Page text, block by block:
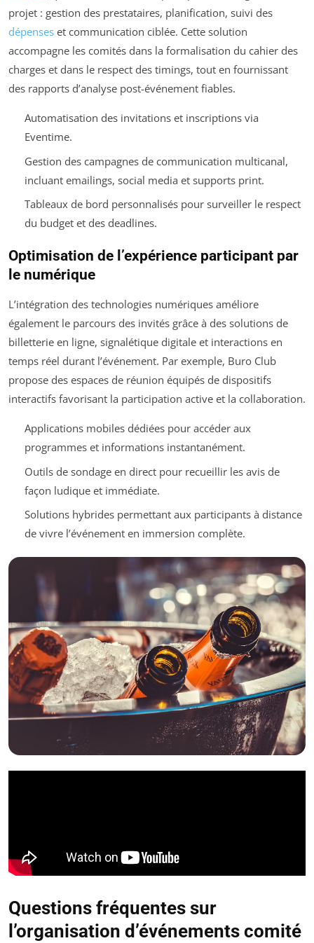
projet : gestion des prestataires, planification, suivi des
dépenses et communication ciblée. Cette solution
accompagne les comités dans la formalisation du cahier des
charges et dans le respect des timings, tout en fournissant
des rapports d’analyse post-événement fiables.
Automatisation des invitations et inscriptions via
Eventime.
Gestion des campagnes de communication multicanal,
incluant emailings, social media et supports print.
Tableaux de bord personnalisés pour surveiller le respect
du budget et des deadlines.
Optimisation de l’expérience participant par
le numérique
L’intégration des technologies numériques améliore
également le parcours des invités grâce à des solutions de
billetterie en ligne, signalétique digitale et interactions en
temps réel durant l’événement. Par exemple, Buro Club
propose des espaces de réunion équipés de dispositifs
interactifs favorisant la participation active et la collaboration.
Applications mobiles dédiées pour accéder aux
programmes et informations instantanément.
Outils de sondage en direct pour recueillir les avis de
façon ludique et immédiate.
Solutions hybrides permettant aux participants à distance
de vivre l’événement en immersion complète.
Questions fréquentes sur
l’organisation d’événements comité